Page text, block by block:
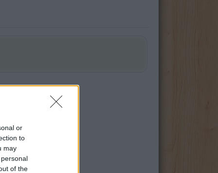
or
to
may
of the